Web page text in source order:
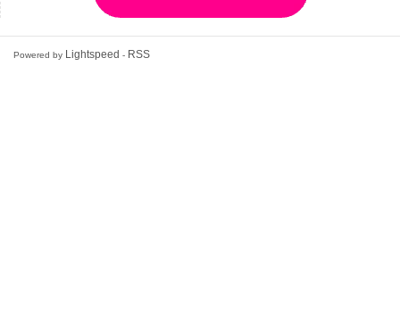
Powered by Lightspeed - RSS